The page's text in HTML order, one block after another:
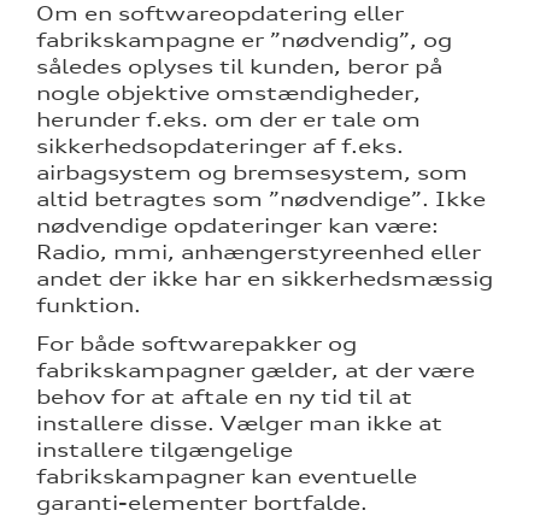
Om en softwareopdatering eller
fabrikskampagne er ”nødvendig”, og
således oplyses til kunden, beror på
nogle objektive omstændigheder,
herunder f.eks. om der er tale om
sikkerhedsopdateringer af f.eks.
airbagsystem og bremsesystem, som
altid betragtes som ”nødvendige”. Ikke
nødvendige opdateringer kan være:
Radio, mmi, anhængerstyreenhed eller
andet der ikke har en sikkerhedsmæssig
funktion.
For både softwarepakker og
fabrikskampagner gælder, at der være
behov for at aftale en ny tid til at
installere disse. Vælger man ikke at
installere tilgængelige
fabrikskampagner kan eventuelle
garanti-elementer bortfalde.